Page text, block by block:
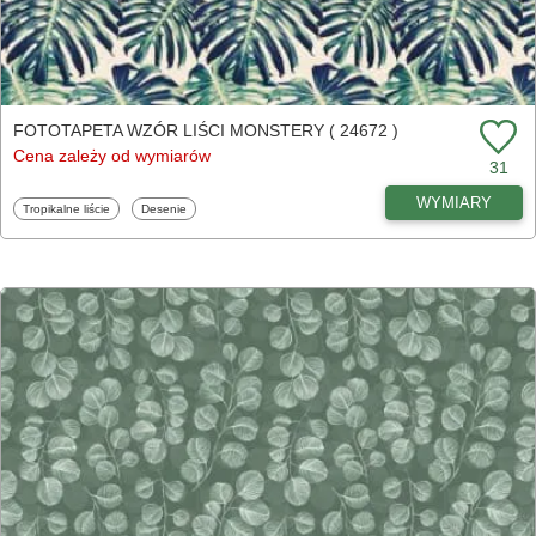
FOTOTAPETA WZÓR LIŚCI MONSTERY ( 24672 )
Cena zależy od wymiarów
31
Fototapety
Tropikalne liście Fototapety
Desenie WYMIARY